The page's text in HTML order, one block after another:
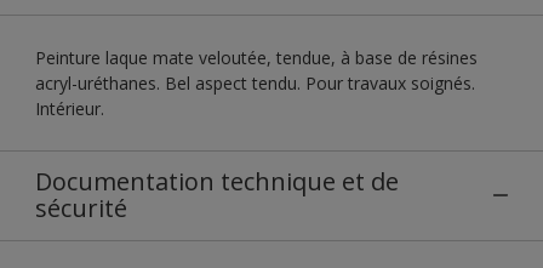
Peinture laque mate veloutée, tendue, à base de résines
acryl-uréthanes. Bel aspect tendu. Pour travaux soignés.
Intérieur.
Documentation technique et de
sécurité